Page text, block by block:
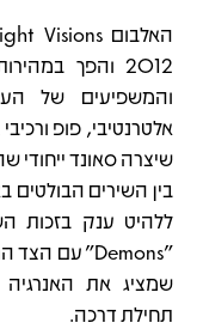
2012 והפך
והמשפיעים של
אלטרנטיבי, פופ
שיצרה סאונד
ללהיט ענק בזכות
שמציג את האנרגיה
תחילת דרכה.